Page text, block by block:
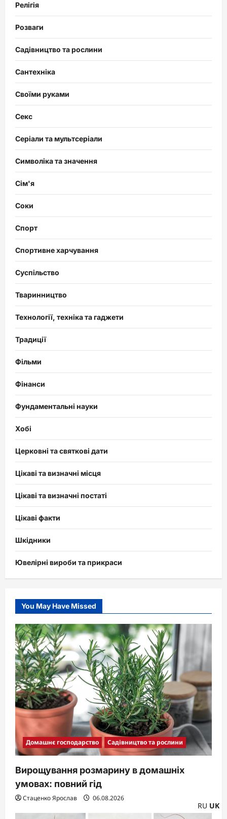
Релігія
Розваги
Садівництво та рослини
Сантехніка
Своїми руками
Секс
Серіали та мультсеріали
Символіка та значення
Сім'я
Соки
Спорт
Спортивне харчування
Суспільство
Тваринництво
Технології, техніка та гаджети
Традиції
Фільми
Фінанси
Фундаментальні науки
Хобі
Церковні та святкові дати
Цікаві та визначні місця
Цікаві та визначні постаті
Цікаві факти
Шкідники
Ювелірні вироби та прикраси
You May Have Missed
Домашнє господарство Садівництво та рослини
Вирощування розмарину в домашніх
умовах: повний гід
Стаценко Ярослав 06.08.2026
RU UK